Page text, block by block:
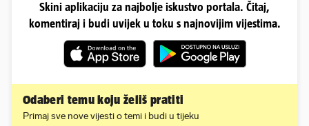
Skini aplikaciju za najbolje iskustvo portala. Čitaj,
komentiraj i budi uvijek u toku s najnovijim vijestima.
Odaberi temu koju želiš pratiti
Primaj sve nove vijesti o temi i budi u tijeku